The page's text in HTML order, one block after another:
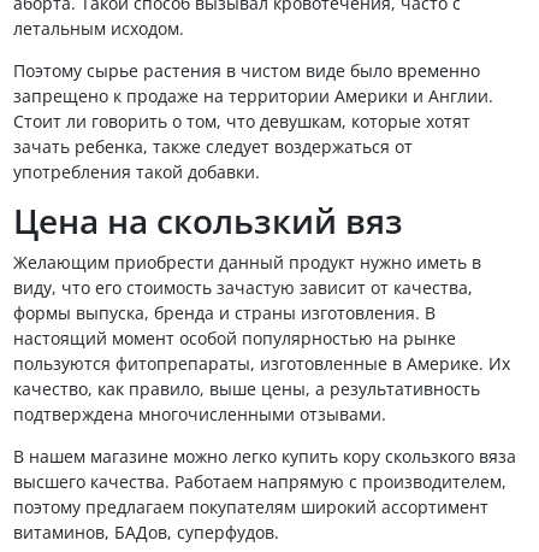
летальным исходом.
Поэтому сырье растения в чистом виде было временно
запрещено к продаже на территории Америки и Англии.
Стоит ли говорить о том, что девушкам, которые хотят
зачать ребенка, также следует воздержаться от
употребления такой добавки.
Цена на скользкий вяз
Желающим приобрести данный продукт нужно иметь в
виду, что его стоимость зачастую зависит от качества,
формы выпуска, бренда и страны изготовления. В
настоящий момент особой популярностью на рынке
пользуются фитопрепараты, изготовленные в Америке. Их
качество, как правило, выше цены, а результативность
подтверждена многочисленными отзывами.
В нашем магазине можно легко купить кору скользкого вяза
высшего качества. Работаем напрямую с производителем,
поэтому предлагаем покупателям широкий ассортимент
витаминов, БАДов, суперфудов.